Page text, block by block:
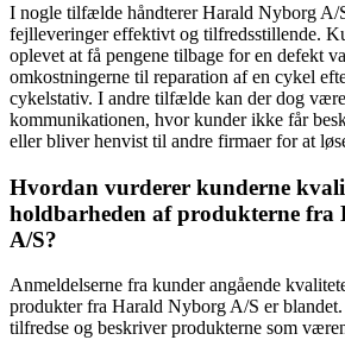
I nogle tilfælde håndterer Harald Nyborg A/
fejlleveringer effektivt og tilfredsstillende.
oplevet at få pengene tilbage for en defekt
omkostningerne til reparation af en cykel
cykelstativ. I andre tilfælde kan der dog
kommunikationen, hvor kunder ikke får
eller bliver henvist til andre firmaer for at
Hvordan vurderer kunderne
holdbarheden af produkterne fra
A/S?
Anmeldelserne fra kunder angående
produkter fra Harald Nyborg A/S er
tilfredse og beskriver produkterne som